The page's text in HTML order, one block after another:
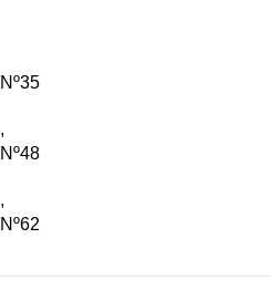
Nº35
,
Nº48
,
Nº62